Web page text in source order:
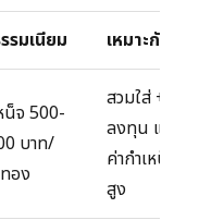
รมเนียม เหมาะกับ
น็จ 500-
บาท/
อง
สวมใส่ +
ลงทุน แต่
ค่ากำเหน็จ
สูง